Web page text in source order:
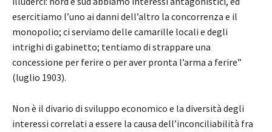
esercitiamo l’uno ai danni dell’altro la concorrenza e il
monopolio; ci serviamo delle camarille locali e degli
intrighi di gabinetto; tentiamo di strappare una
concessione per ferire o per aver pronta l’arma a ferire”
(luglio 1903).
Non è il divario di sviluppo economico e la diversità degli
interessi correlati a essere la causa dell’inconciliabilità fra